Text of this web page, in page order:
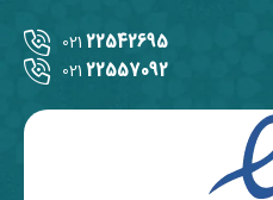
22542695
021
22557092
021